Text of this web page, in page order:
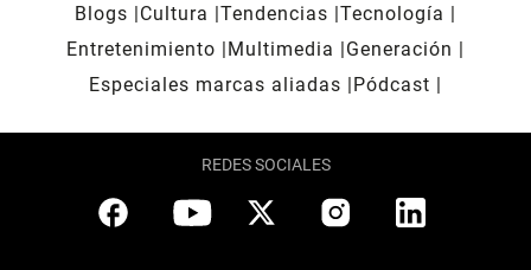
Blogs
Cultura Tendencias Tecnología
Entretenimiento
Multimedia
Generación
Especiales marcas aliadas
Pódcast
REDES SOCIALES